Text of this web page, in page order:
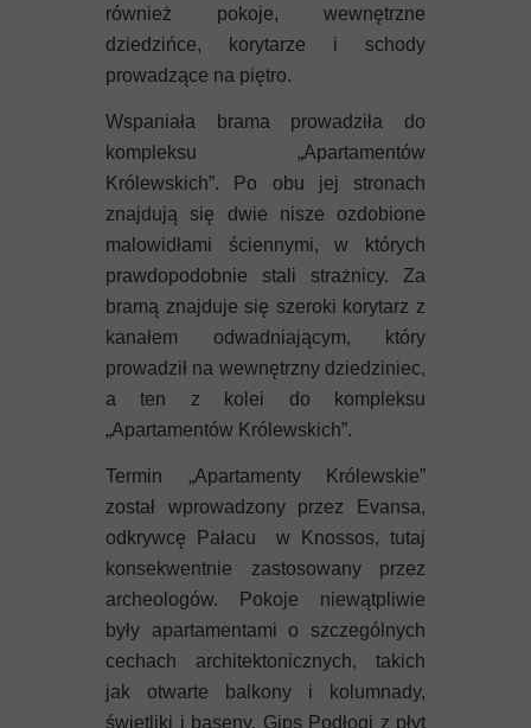
również pokoje, wewnętrzne
dziedzińce, korytarze i schody
prowadzące na piętro.
Wspaniała brama prowadziła do
kompleksu „Apartamentów
Królewskich”. Po obu jej stronach
znajdują się dwie nisze ozdobione
malowidłami ściennymi, w których
prawdopodobnie stali strażnicy. Za
bramą znajduje się szeroki korytarz z
kanałem odwadniającym, który
prowadził na wewnętrzny dziedziniec,
a ten z kolei do kompleksu
„Apartamentów Królewskich”.
Termin „Apartamenty Królewskie”
został wprowadzony przez Evansa,
odkrywcę Pałacu w Knossos, tutaj
konsekwentnie zastosowany przez
archeologów. Pokoje niewątpliwie
były apartamentami o szczególnych
cechach architektonicznych, takich
jak otwarte balkony i kolumnady,
świetliki i baseny. Gips Podłogi z płyt